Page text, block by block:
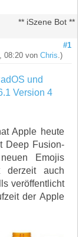
** iSzene Bot **
#1
08:20 vonChris .)
und
Version 4
Apple heute
Deep Fusion-
Emojis
derzeit auch
veröffentlicht
der Apple